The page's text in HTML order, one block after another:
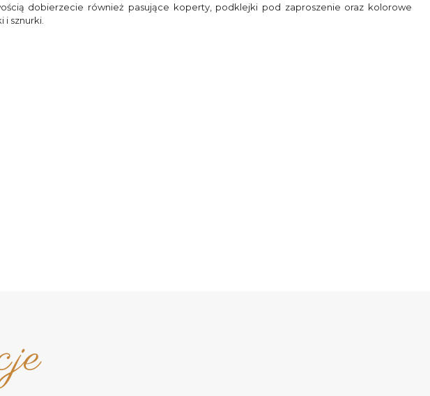
dobierzecie również pasujące koperty, podklejki pod zaproszenie oraz kolorowe
i sznurki.